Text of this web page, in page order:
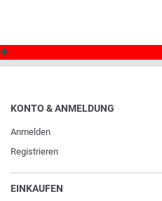
KONTO & ANMELDUNG
Anmelden
Registrieren
EINKAUFEN